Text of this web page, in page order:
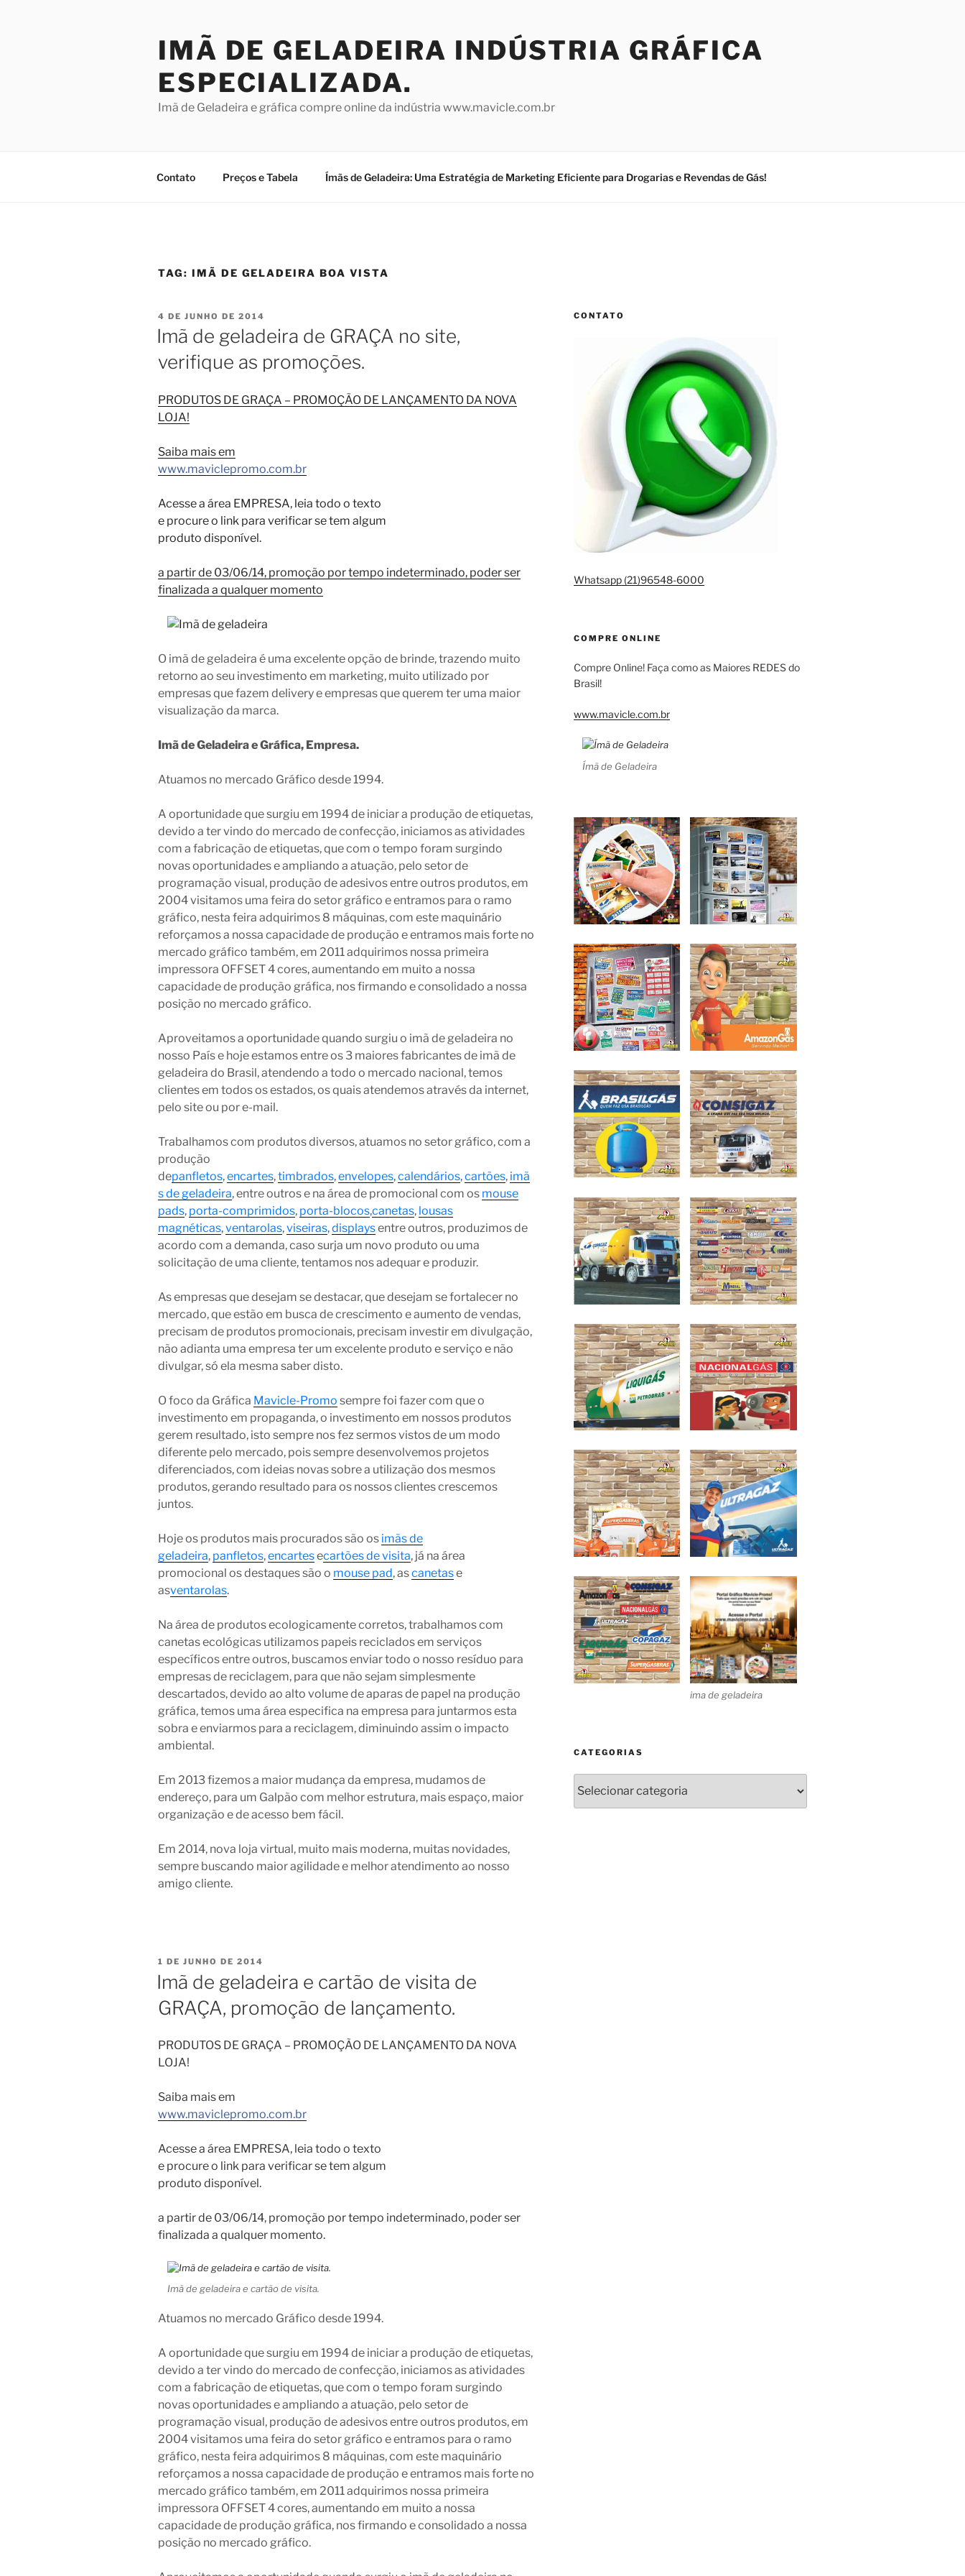
IMÃ DE GELADEIRA INDÚSTRIA GRÁFICA
ESPECIALIZADA.
Imã de Geladeira e gráfica compre online da indústria www.mavicle.com.br
Contato Preços e Tabela Ímãs de Geladeira: Uma Estratégia de Marketing Eficiente para Drogarias e Revendas de Gás!
TAG: IMÃ DE GELADEIRA BOA VISTA
PUBLICADO
EM
4 DE JUNHO DE 2014
Imã de geladeira de GRAÇA no site,
verifique as promoções.
PRODUTOS DE GRAÇA – PROMOÇÃO DE LANÇAMENTO DA NOVA
LOJA!
Saiba mais em
www.maviclepromo.com.br
Acesse a área EMPRESA, leia todo o texto
e procure o link para verificar se tem algum
produto disponível.
a partir de 03/06/14, promoção por tempo indeterminado, poder ser
finalizada a qualquer momento
O imã de geladeira é uma excelente opção de brinde, trazendo muito
retorno ao seu investimento em marketing, muito utilizado por
empresas que fazem delivery e empresas que querem ter uma maior
visualização da marca.
Imã de Geladeira e Gráfica, Empresa.
Atuamos no mercado Gráfico desde 1994.
A oportunidade que surgiu em 1994 de iniciar a produção de etiquetas,
devido a ter vindo do mercado de confecção, iniciamos as atividades
com a fabricação de etiquetas, que com o tempo foram surgindo
novas oportunidades e ampliando a atuação, pelo setor de
programação visual, produção de adesivos entre outros produtos, em
2004 visitamos uma feira do setor gráfico e entramos para o ramo
gráfico, nesta feira adquirimos 8 máquinas, com este maquinário
reforçamos a nossa capacidade de produção e entramos mais forte no
mercado gráfico também, em 2011 adquirimos nossa primeira
impressora OFFSET 4 cores, aumentando em muito a nossa
capacidade de produção gráfica, nos firmando e consolidado a nossa
posição no mercado gráfico.
Aproveitamos a oportunidade quando surgiu o imã de geladeira no
nosso País e hoje estamos entre os 3 maiores fabricantes de imã de
geladeira do Brasil, atendendo a todo o mercado nacional, temos
clientes em todos os estados, os quais atendemos através da internet,
pelo site ou por e-mail.
Trabalhamos com produtos diversos, atuamos no setor gráfico, com a
produção
depanfletos,encartes,timbrados,envelopes,calendários,cartões, imã
s de geladeira, entre outros e na área de promocional com os mouse
pads, porta-comprimidos, porta-blocos,canetas, lousas
magnéticas,ventarolas,viseiras,displaysentre outros, produzimos de
acordo com a demanda, caso surja um novo produto ou uma
solicitação de uma cliente, tentamos nos adequar e produzir.
As empresas que desejam se destacar, que desejam se fortalecer no
mercado, que estão em busca de crescimento e aumento de vendas,
precisam de produtos promocionais, precisam investir em divulgação,
não adianta uma empresa ter um excelente produto e serviço e não
divulgar, só ela mesma saber disto.
O foco da Gráfica Mavicle-Promo sempre foi fazer com que o
investimento em propaganda, o investimento em nossos produtos
gerem resultado, isto sempre nos fez sermos vistos de um modo
diferente pelo mercado, pois sempre desenvolvemos projetos
diferenciados, com ideias novas sobre a utilização dos mesmos
produtos, gerando resultado para os nossos clientes crescemos
juntos.
Hoje os produtos mais procurados são os imãs de
geladeira, panfletos,encartesecartões de visita, já na área
promocional os destaques são o mouse pad, ascanetase
asventarolas.
Na área de produtos ecologicamente corretos, trabalhamos com
canetas ecológicas utilizamos papeis reciclados em serviços
específicos entre outros, buscamos enviar todo o nosso resíduo para
empresas de reciclagem, para que não sejam simplesmente
descartados, devido ao alto volume de aparas de papel na produção
gráfica, temos uma área especifica na empresa para juntarmos esta
sobra e enviarmos para a reciclagem, diminuindo assim o impacto
ambiental.
Em 2013 fizemos a maior mudança da empresa, mudamos de
endereço, para um Galpão com melhor estrutura, mais espaço, maior
organização e de acesso bem fácil.
Em 2014, nova loja virtual, muito mais moderna, muitas novidades,
sempre buscando maior agilidade e melhor atendimento ao nosso
amigo cliente.
PUBLICADO
1 DE JUNHO DE 2014
Imã de geladeira e cartão de visita de
GRAÇA, promoção de lançamento.
PRODUTOS DE GRAÇA – PROMOÇÃO DE LANÇAMENTO DA NOVA
LOJA!
Saiba mais em
www.maviclepromo.com.br
Acesse a área EMPRESA, leia todo o texto
e procure o link para verificar se tem algum
produto disponível.
a partir de 03/06/14, promoção por tempo indeterminado, poder ser
finalizada a qualquer momento.
Imã de geladeira e cartão de visita.
Atuamos no mercado Gráfico desde 1994.
A oportunidade que surgiu em 1994 de iniciar a produção de etiquetas,
devido a ter vindo do mercado de confecção, iniciamos as atividades
com a fabricação de etiquetas, que com o tempo foram surgindo
novas oportunidades e ampliando a atuação, pelo setor de
programação visual, produção de adesivos entre outros produtos, em
2004 visitamos uma feira do setor gráfico e entramos para o ramo
gráfico, nesta feira adquirimos 8 máquinas, com este maquinário
reforçamos a nossa capacidade de produção e entramos mais forte no
mercado gráfico também, em 2011 adquirimos nossa primeira
impressora OFFSET 4 cores, aumentando em muito a nossa
capacidade de produção gráfica, nos firmando e consolidado a nossa
posição no mercado gráfico.
CONTATO
Whatsapp (21)96548-6000
COMPRE ONLINE
Compre Online! Faça como as Maiores REDES do
Brasil!
www.mavicle.com.br
Ímã de Geladeira
ima de geladeira
CATEGORIAS